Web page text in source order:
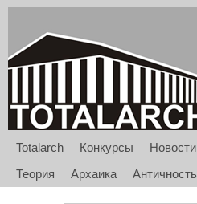
Totalarch Конкурсы Новости
Теория
Архаика Античность